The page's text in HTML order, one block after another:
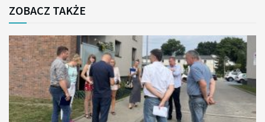
ZOBACZ TAKŻE